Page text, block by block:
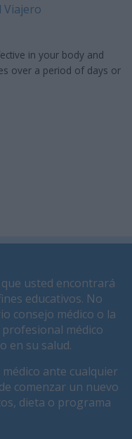
Viajero
in your body and
over a period of days or
usted encontrará
educativos. No
consejo médico o la
médico
en su salud.
ante cualquier
comenzar un nuevo
dieta o programa